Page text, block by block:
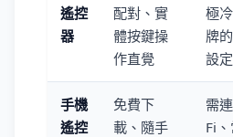
遙控
器
配對、實
體按鍵操
作直覺
極
牌
設定
手機
遙控
免費下
載、隨手
需
Fi